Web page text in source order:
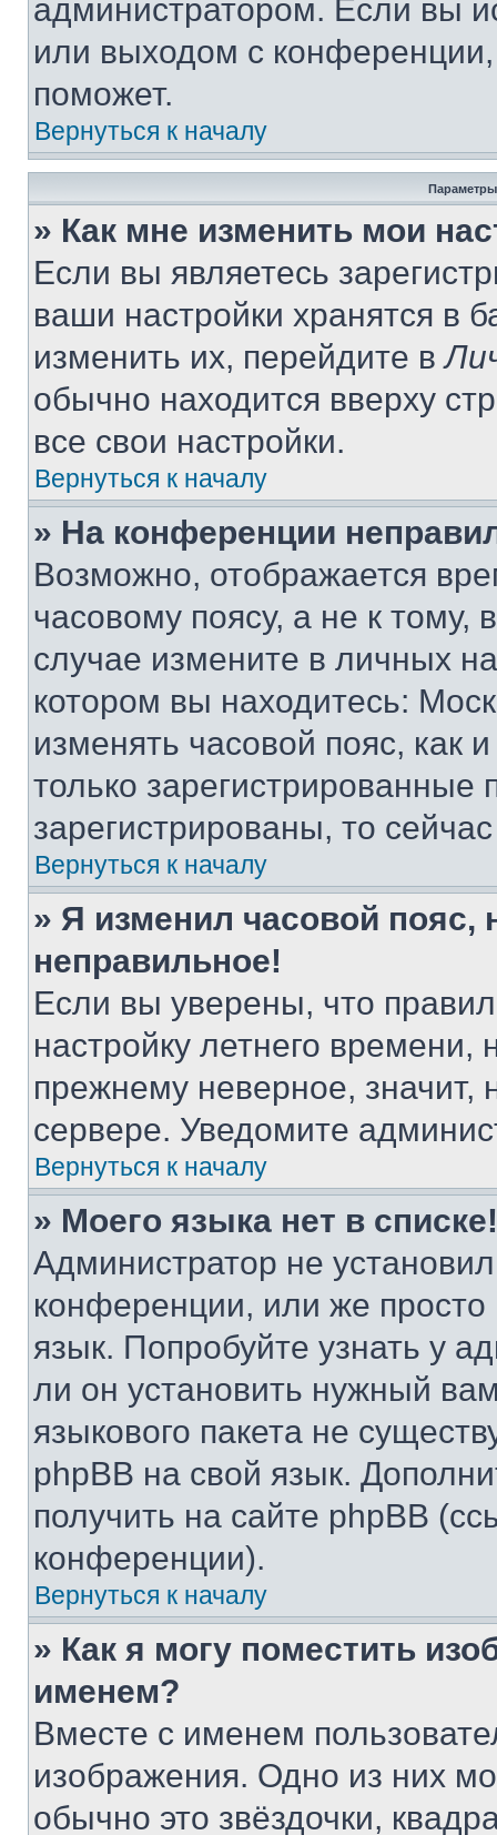
администратором. Если вы
или выходом с
поможет.
Вернуться к началу
Параметры
» Как мне изменить мои
Если вы являетесь
ваши настройки хранятся в
изменить их, перейдите в
обычно находится вверху
все свои настройки.
Вернуться к началу
» На конференции
Возможно, отображается
часовому поясу, а не к тому,
случае измените в личных
котором вы находитесь:
изменять часовой пояс, как
только
зарегистрированы, то
Вернуться к началу
» Я изменил часовой пояс,
неправильное!
Если вы уверены, что
настройку летнего
прежнему неверное, значит,
сервере. Уведомите
Вернуться к началу
» Моего языка нет в списке!
Администратор не
конференции, или же
язык. Попробуйте узнать у
ли он установить нужный
языкового пакета не
phpBB на свой язык.
получить на сайте phpBB
конференции).
Вернуться к началу
» Как я могу поместить
именем?
Вместе с именем
изображения. Одно из них
обычно это звёздочки,